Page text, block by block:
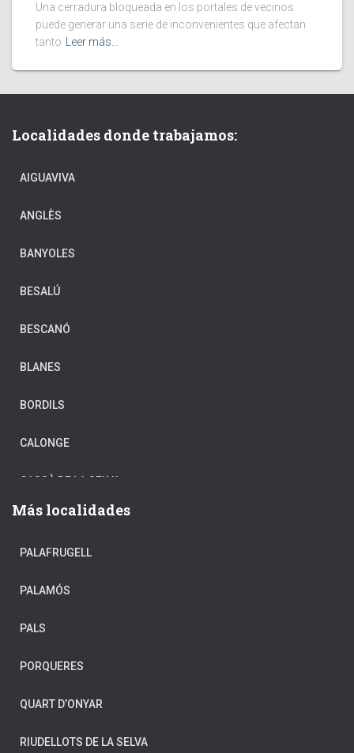
Una cerradura bloqueada en los portales de vecinos
puede generar una serie de inconvenientes que afectan
tanto
Leer más…
Localidades donde trabajamos:
AIGUAVIVA
ANGLÈS
BANYOLES
BESALÚ
BESCANÓ
BLANES
BORDILS
CALONGE
CASSÀ DE LA SELVA
CASTELL-PLATJA D’ARO
CELRÀ
CORNELLÀ DE TERRI
CRUÏLLES
FIGUERES
FORNELLS DE LA SELVA
GIRONA
Más localidades
PALAFRUGELL
PALAMÓS
PALS
PORQUERES
QUART D’ONYAR
RIUDELLOTS DE LA SELVA